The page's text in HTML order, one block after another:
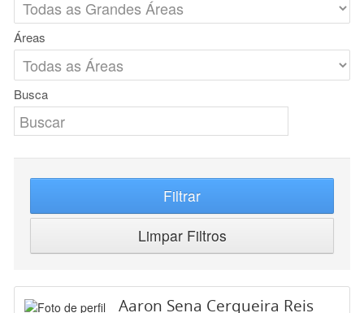
Áreas
Busca
Filtrar
Limpar Filtros
Aaron Sena Cerqueira Reis